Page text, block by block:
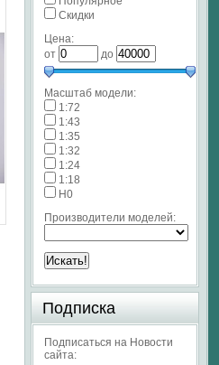
Скидки
Цена:
от
до
Масштаб модели:
1:72
1:43
1:35
1:32
1:24
1:18
H0
Производители моделей:
Подписка
Подписаться на Новости
сайта: